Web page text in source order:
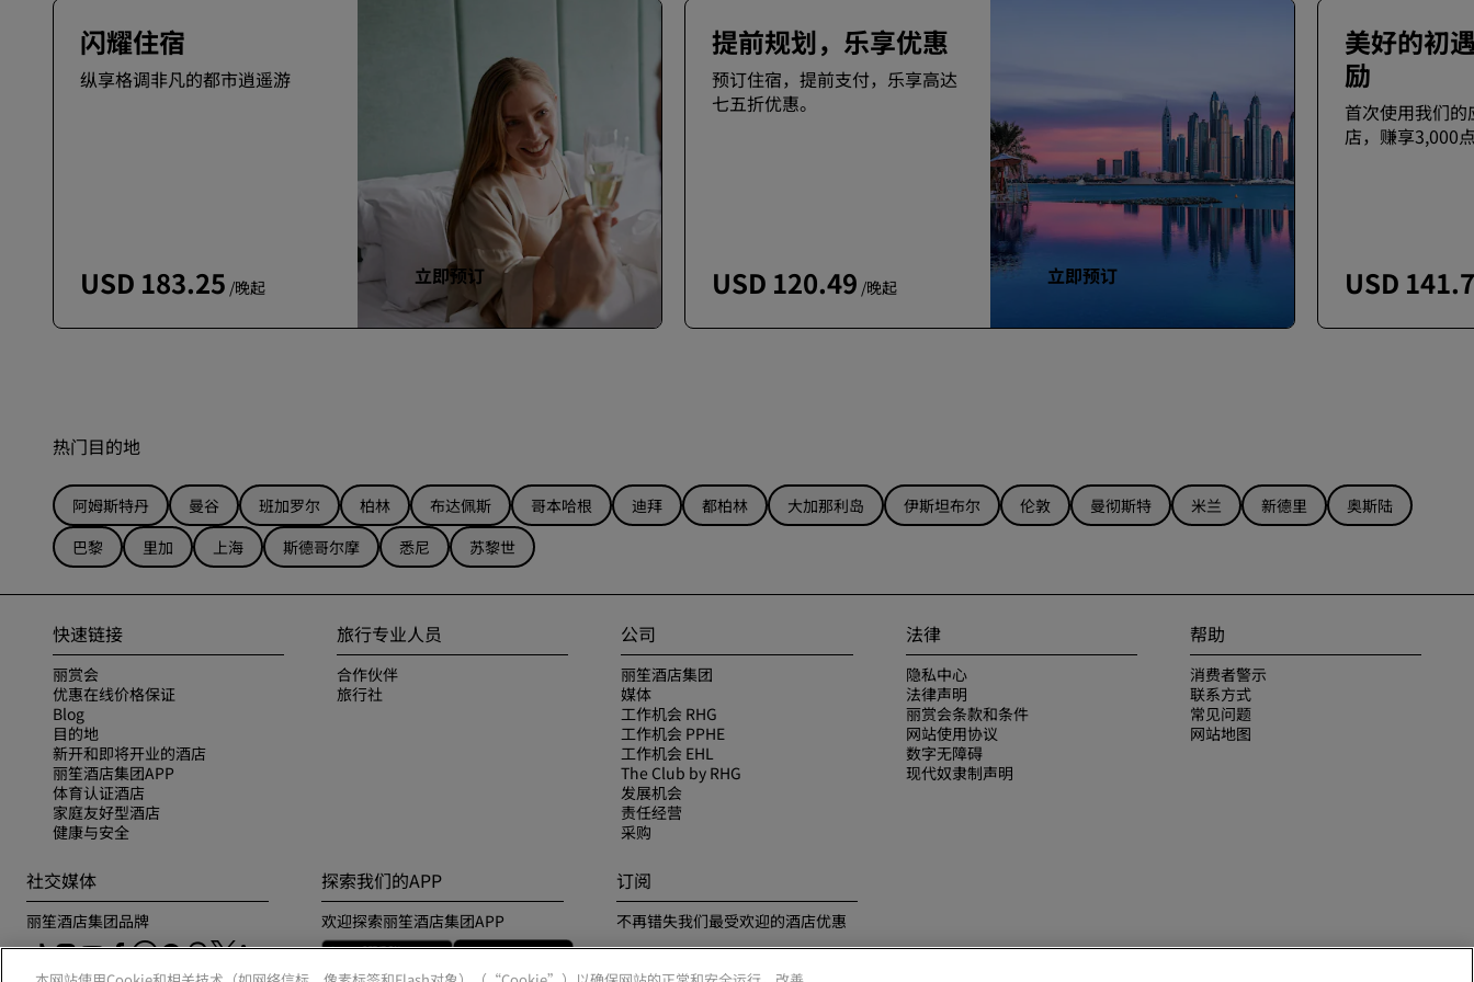
闪耀住宿
纵享格调非凡的都市逍遥游
USD 183.25 /晚起 立即预订
提前规划，乐享优惠
预订住宿，提前支付，乐享高达
七五折优惠。
USD 120.49 /晚起 立即预订
美好的初
励
首次使用我们
店，赚享3,000
USD
热门目的地
阿姆斯特丹 曼谷 班加罗尔 柏林 布达佩斯 哥本哈根 迪拜 都柏林 大加那利岛 伊斯坦布尔 伦敦 曼彻斯特 米兰 新德里
奥斯陆
巴黎
里加 上海 斯德哥尔摩 悉尼 苏黎世
快速链接
丽赏会
优惠在线价格保证
Blog
目的地
新开和即将开业的酒店
丽笙酒店集团APP
体育认证酒店
家庭友好型酒店
健康与安全
旅行专业人员
合作伙伴
旅行社
公司
丽笙酒店集团
媒体
工作机会 RHG
工作机会 PPHE
工作机会 EHL
The Club by RHG
发展机会
责任经营
采购
法律
隐私中心
法律声明
丽赏会条款和条件
网站使用协议
数字无障碍
现代奴隶制声明
帮助
消费者警示
联系方式
常见问题
网站地图
社交媒体
丽笙酒店集团品牌
探索我们的APP
欢迎探索丽笙酒店集团APP
订阅
不再错失我们最受欢迎的酒店优惠